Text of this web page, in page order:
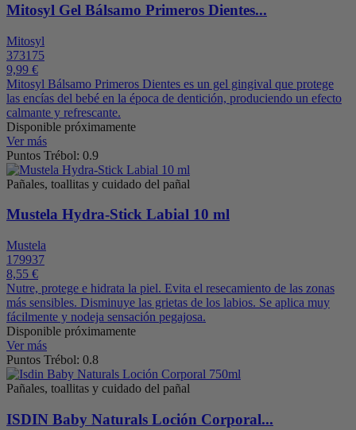
Mitosyl Gel Bálsamo Primeros Dientes...
Mitosyl
373175
9,99 €
Mitosyl Bálsamo Primeros Dientes es un gel gingival que protege
las encías del bebé en la época de dentición, produciendo un efecto
calmante y refrescante.
Disponible próximamente
Ver más
Puntos Trébol: 0.9
Pañales, toallitas y cuidado del pañal
Mustela Hydra-Stick Labial 10 ml
Mustela
179937
8,55 €
Nutre, protege e hidrata la piel. Evita el resecamiento de las zonas
más sensibles. Disminuye las grietas de los labios. Se aplica muy
fácilmente y nodeja sensación pegajosa.
Disponible próximamente
Ver más
Puntos Trébol: 0.8
Pañales, toallitas y cuidado del pañal
ISDIN Baby Naturals Loción Corporal...